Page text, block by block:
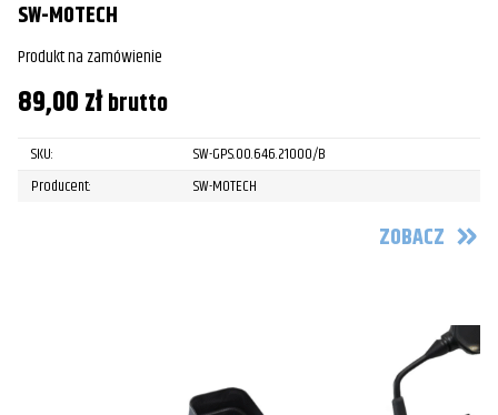
SW-MOTECH
Produkt na zamówienie
89,00złbrutto
SKU:
SW-GPS.00.646.21000/B
Producent:
SW-MOTECH
ZOBACZ